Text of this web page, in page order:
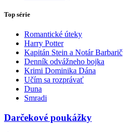
Top série
Romantické úteky
Harry Potter
Kapitán Stein a Notár Barbarič
Denník odvážneho bojka
Krimi Dominika Dána
Učím sa rozprávať
Duna
Smradi
Darčekové poukážky